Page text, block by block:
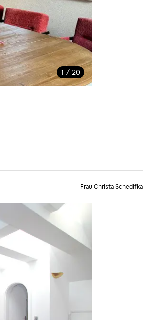
1 / 20
Frau Christa Schedifka